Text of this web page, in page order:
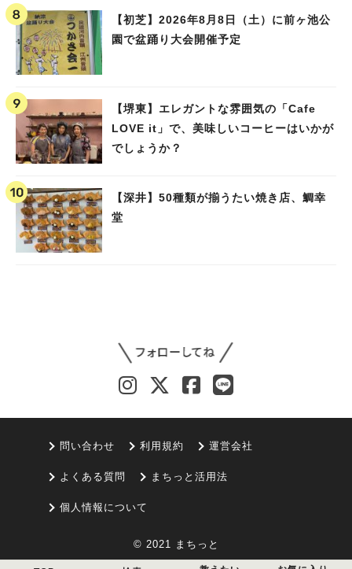
【初芝】2026年8月8日（土）に前ヶ池公
園で盆踊り大会開催予定
【堺東】エレガントな雰囲気の「Cafe
LOVE it」で、美味しいコーヒーはいかが
でしょうか？
【深井】50種類が揃うたい焼き店、鯛幸
堂
問い合わせ 利用規約 運営会社
よくある質問 まちっと活用法
個人情報について
© 2021 まちっと